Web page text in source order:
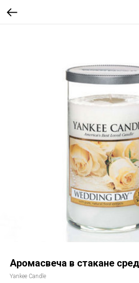
Аромасвеча в стакане
Yankee Candle